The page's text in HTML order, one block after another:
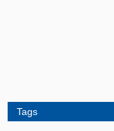
Tags